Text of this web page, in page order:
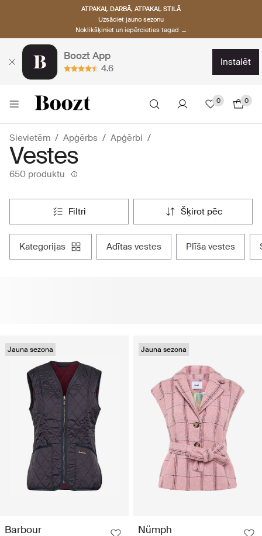
ATPAKAĻ DARBĀ, ATPAKAĻ STILĀ
Uzsāciet jauno sezonu
Noklikšķiniet un iepērcieties tagad →
Boozt App
4.6
instalēt
0 0
Sievietēm Apģērbs Apģērbi
Vestes
650 produktu
filtri šķirot pēc
kategorijas adītas vestes plīša vestes
Jauna sezona
Barbour
Jauna sezona
Nümph